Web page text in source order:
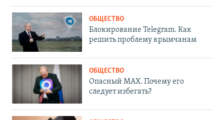
ОБЩЕСТВО
Блокирование Telegram. Как
решить проблему крымчанам
ОБЩЕСТВО
Опасный MAX. Почему его
следует избегать?